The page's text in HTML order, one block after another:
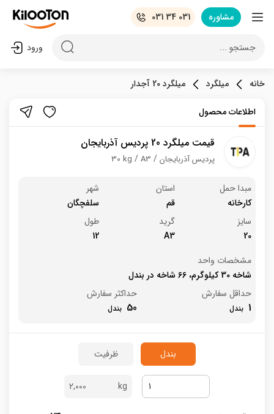
مشاوره 031 34 031
جستجو ... ورود
خانه میلگرد میلگرد 20 آجدار
اطلاعات محصول
قیمت میلگرد 20 پردیس آذربایجان
30 kg A3 پردیس آذربایجان
مبدا حمل
کارخانه
استان
قم
شهر
سلفچگان
سایز
20
گرید
A3
طول
12
مشخصات واحد
شاخه 30 کیلوگرم، 66 شاخه در بندل
حداقل سفارش
1
حداکثر سفارش
50
بندل ظرفیت
2,000